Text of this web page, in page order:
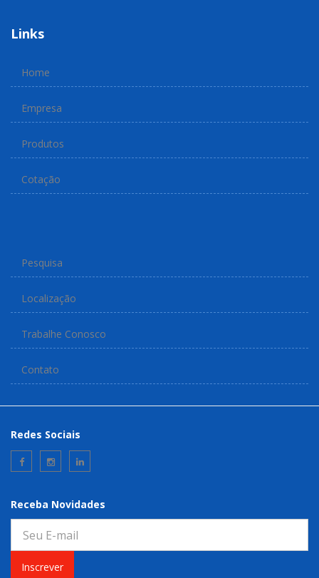
Links
Home
Empresa
Produtos
Cotação
Pesquisa
Localização
Trabalhe Conosco
Contato
Redes Sociais
Receba Novidades
Inscrever